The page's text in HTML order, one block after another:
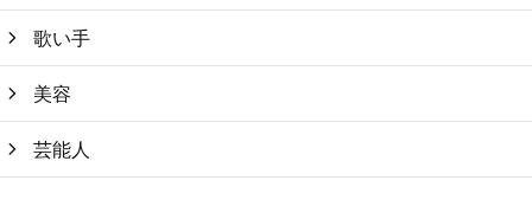
歌い手
美容
芸能人